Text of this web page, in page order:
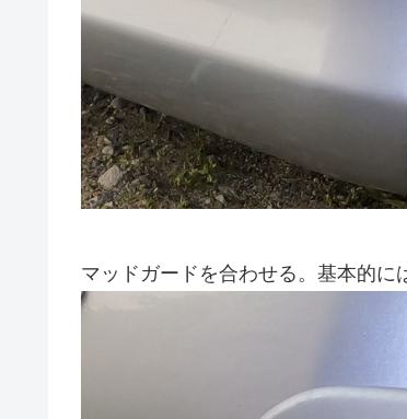
マッドガードを合わせる。基本的に